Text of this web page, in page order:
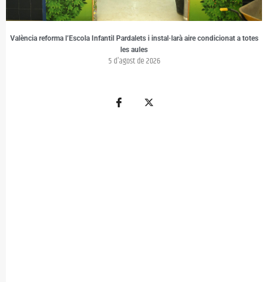
València reforma l’Escola Infantil Pardalets i instal·larà aire condicionat a totes
les aules
5 d'agost de 2026